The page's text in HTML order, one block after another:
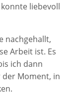
liebevoll
nachgehallt,
Arbeit ist. Es
ich dann
Moment, in